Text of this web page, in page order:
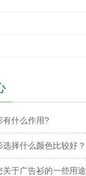
有什么作用?
选择什么颜色比较好？
关于广告衫的一些用途